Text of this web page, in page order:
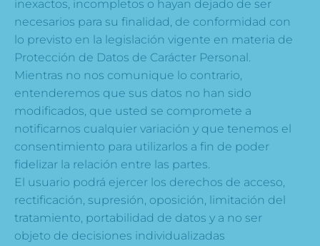
inexactos, incompletos o hayan dejado de ser
necesarios para su finalidad, de conformidad con
lo previsto en la legislación vigente en materia de
Protección de Datos de Carácter Personal.
Mientras no nos comunique lo contrario,
entenderemos que sus datos no han sido
modificados, que usted se compromete a
notificarnos cualquier variación y que tenemos el
consentimiento para utilizarlos a fin de poder
fidelizar la relación entre las partes.
El usuario podrá ejercer los derechos de acceso,
rectificación, supresión, oposición, limitación del
tratamiento, portabilidad de datos y a no ser
objeto de decisiones individualizadas